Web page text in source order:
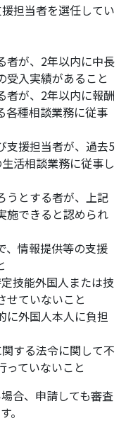
担当者を選任してい
者が、2年以内に中長
受入実績があること
者が、2年以内に報酬
各種相談業務に従事
支援担当者が、過去5
活相談業務に従事し
うとする者が、上記
施できると認められ
、情報提供等の支援
技能外国人または技
せていないこと
に外国人本人に負担
する法令に関して不
っていないこと
合、申請しても審査
。